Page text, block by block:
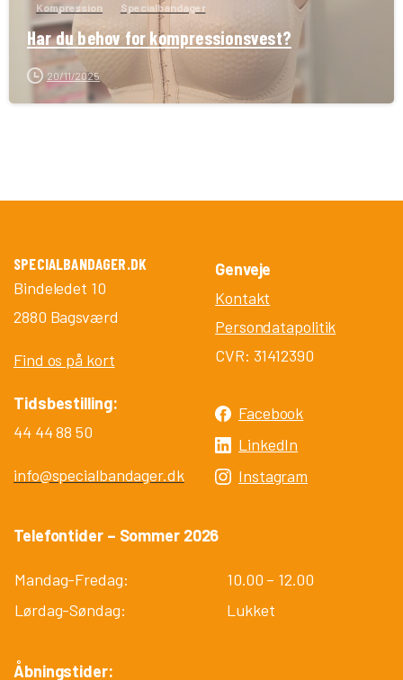
Kompression Specialbandager
Har du behov for kompressionsvest?
20/11/2025
SPECIALBANDAGER.DK
Bindeledet 10
2880 Bagsværd
Find os på kort
Tidsbestilling:
44 44 88 50
info@specialbandager.dk
Genveje
Kontakt
Persondatapolitik
CVR: 31412390
Facebook
LinkedIn
Instagram
Telefontider – Sommer 2026
Mandag-Fredag:
10.00 – 12.00
Lørdag-Søndag:
Lukket
Åbningstider: